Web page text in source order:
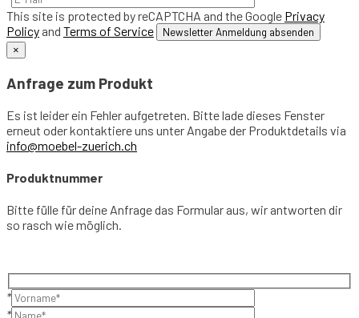
This site is protected by reCAPTCHA and the Google Privacy
Policy and Terms of Service
×
Anfrage zum Produkt
Es ist leider ein Fehler aufgetreten. Bitte lade dieses Fenster
erneut oder kontaktiere uns unter Angabe der Produktdetails via
info@moebel-zuerich.ch
Produktnummer
Bitte fülle für deine Anfrage das Formular aus, wir antworten dir
so rasch wie möglich.
*
*